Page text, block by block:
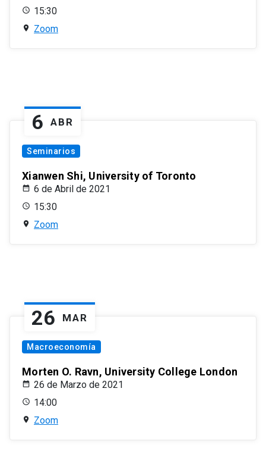
15:30
Zoom
6 ABR
Seminarios
Xianwen Shi, University of Toronto
6 de Abril de 2021
15:30
Zoom
26 MAR
Macroeconomía
Morten O. Ravn, University College London
26 de Marzo de 2021
14:00
Zoom